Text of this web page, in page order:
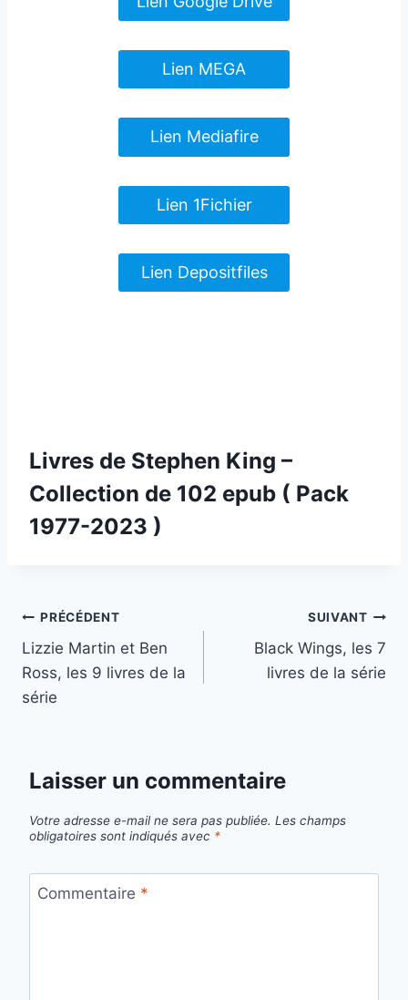
Lien MEGA
Lien Mediafire
Lien 1Fichier
Lien Depositfiles
Livres de Stephen King –
Collection de 102 epub ( Pack
1977-2023 )
Navigation
de
l’article
PRÉCÉDENT
Lizzie Martin et Ben
Ross, les 9 livres de la
série
SUIVANT
Black Wings, les 7
livres de la série
Laisser un commentaire
Votre adresse e-mail ne sera pas publiée. Les champs
obligatoires sont indiqués avec *
Commentaire *